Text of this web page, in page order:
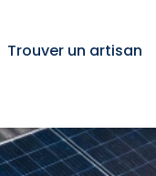
Trouver un artisan